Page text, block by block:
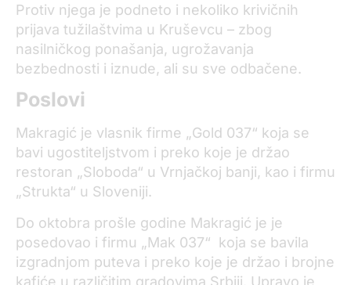
Protiv njega je podneto i nekoliko krivičnih
prijava tužilaštvima u Kruševcu – zbog
nasilničkog ponašanja, ugrožavanja
bezbednosti i iznude, ali su sve odbačene.
Poslovi
Makragić je vlasnik firme „Gold 037“ koja se
bavi ugostiteljstvom i preko koje je držao
restoran „Sloboda“ u Vrnjačkoj banji, kao i firmu
„Strukta“ u Sloveniji.
Do oktobra prošle godine Makragić je je
posedovao i firmu „Mak 037“ koja se bavila
izgradnjom puteva i preko koje je držao i brojne
kafiće u različitim gradovima Srbiji. Upravo je